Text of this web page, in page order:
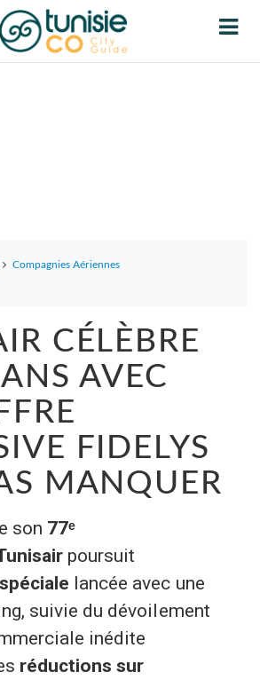
Compagnies Aériennes
CÉLÈBRE
AVEC
FIDELYS
MANQUER
son 77ᵉ
poursuit
lancée avec une
suivie du dévoilement
inédite
réductions sur